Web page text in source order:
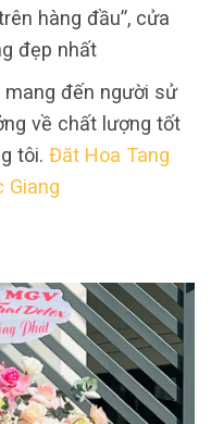
hàng đầu”, cửa
đẹp nhất
đến người sử
về chất lượng tốt
tôi. Đăt Hoa Tang
Giang